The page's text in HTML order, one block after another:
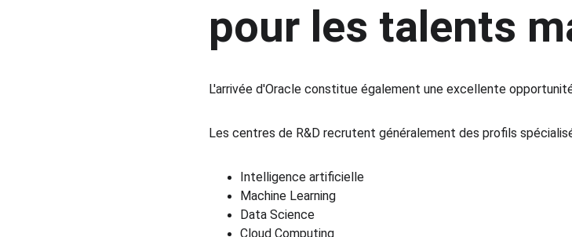
pour les talents
L'arrivée d'Oracle constitue également une excellente
Les centres de R&D recrutent généralement des profils
Intelligence artificielle
Machine Learning
Data Science
Cloud Computing